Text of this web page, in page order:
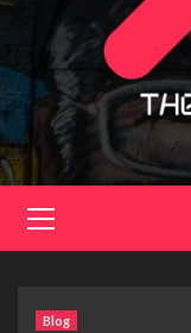
Menu
Blog